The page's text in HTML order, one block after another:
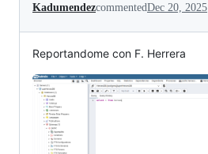
KadumendezcommentedDec 20, 2025
Reportandome con F. Herrera